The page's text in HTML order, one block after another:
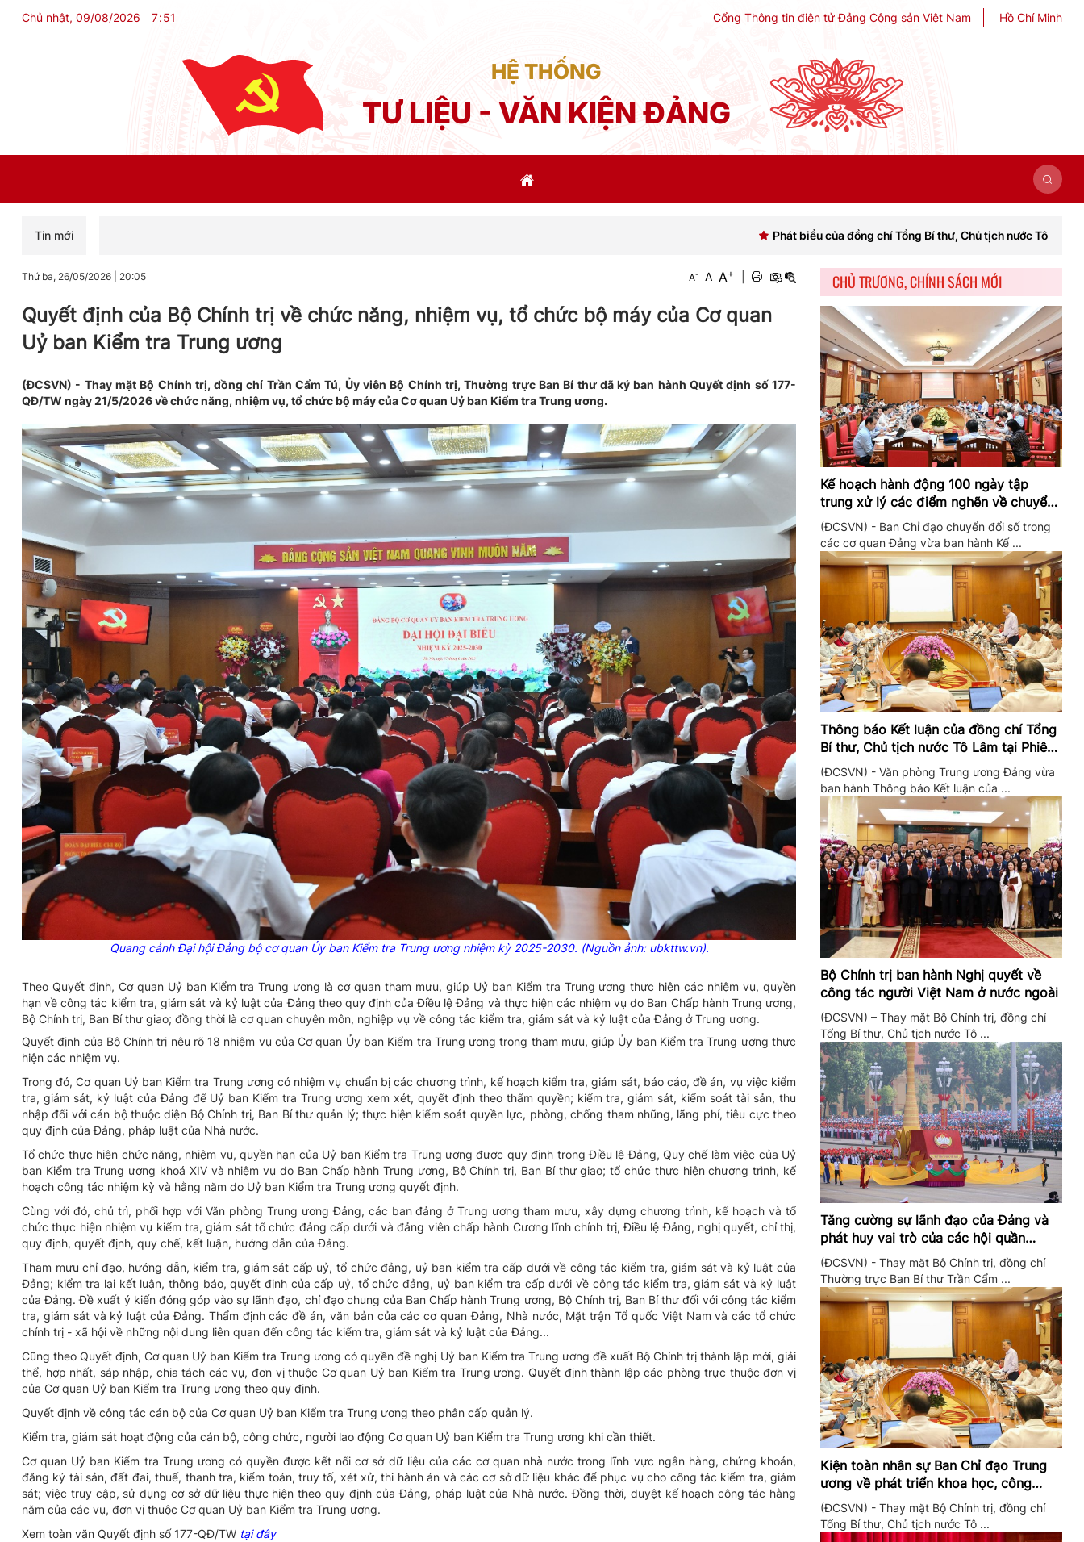
Chủ nhật, 09/08/2026 7:51 Cổng Thông tin điện tử Đảng Cộng sản Việt Nam Hồ Chí Minh
HỆ THỐNG
TƯ LIỆU - VĂN KIỆN ĐẢNG
Tin mới Phát biểu của đồng chí Tổng Bí thư, Chủ tịch nước Tô Lâm khai mạc Hội
Thứ ba, 26/05/2026 20:05 A- A A+
Quyết định của Bộ Chính trị về chức năng, nhiệm vụ, tổ chức bộ máy của Cơ quan
Uỷ ban Kiểm tra Trung ương
(ĐCSVN) - Thay mặt Bộ Chính trị, đồng chí Trần Cẩm Tú, Ủy viên Bộ Chính trị, Thường trực Ban Bí thư đã ký ban hành Quyết định số 177-
QĐ/TW ngày 21/5/2026 về chức năng, nhiệm vụ, tổ chức bộ máy của Cơ quan Uỷ ban Kiểm tra Trung ương.
Quang cảnh Đại hội Đảng bộ cơ quan Ủy ban Kiểm tra Trung ương nhiệm kỳ 2025-2030. (Nguồn ảnh: ubkttw.vn).
Theo Quyết định, Cơ quan Uỷ ban Kiểm tra Trung ương là cơ quan tham mưu, giúp Uỷ ban Kiểm tra Trung ương thực hiện các nhiệm vụ, quyền
hạn về công tác kiểm tra, giám sát và kỷ luật của Đảng theo quy định của Điều lệ Đảng và thực hiện các nhiệm vụ do Ban Chấp hành Trung ương,
Bộ Chính trị, Ban Bí thư giao; đồng thời là cơ quan chuyên môn, nghiệp vụ về công tác kiểm tra, giám sát và kỷ luật của Đảng ở Trung ương.
Quyết định của Bộ Chính trị nêu rõ 18 nhiệm vụ của Cơ quan Ủy ban Kiểm tra Trung ương trong tham mưu, giúp Ủy ban Kiểm tra Trung ương thực
hiện các nhiệm vụ.
Trong đó, Cơ quan Uỷ ban Kiểm tra Trung ương có nhiệm vụ chuẩn bị các chương trình, kế hoạch kiểm tra, giám sát, báo cáo, đề án, vụ việc kiểm
tra, giám sát, kỷ luật của Đảng để Uỷ ban Kiểm tra Trung ương xem xét, quyết định theo thẩm quyền; kiểm tra, giám sát, kiểm soát tài sản, thu
nhập đối với cán bộ thuộc diện Bộ Chính trị, Ban Bí thư quản lý; thực hiện kiểm soát quyền lực, phòng, chống tham nhũng, lãng phí, tiêu cực theo
quy định của Đảng, pháp luật của Nhà nước.
Tổ chức thực hiện chức năng, nhiệm vụ, quyền hạn của Uỷ ban Kiểm tra Trung ương được quy định trong Điều lệ Đảng, Quy chế làm việc của Uỷ
ban Kiểm tra Trung ương khoá XIV và nhiệm vụ do Ban Chấp hành Trung ương, Bộ Chính trị, Ban Bí thư giao; tổ chức thực hiện chương trình, kế
hoạch công tác nhiệm kỳ và hằng năm do Uỷ ban Kiểm tra Trung ương quyết định.
Cùng với đó, chủ trì, phối hợp với Văn phòng Trung ương Đảng, các ban đảng ở Trung ương tham mưu, xây dựng chương trình, kế hoạch và tổ
chức thực hiện nhiệm vụ kiểm tra, giám sát tổ chức đảng cấp dưới và đảng viên chấp hành Cương lĩnh chính trị, Điều lệ Đảng, nghị quyết, chỉ thị,
quy định, quyết định, quy chế, kết luận, hướng dẫn của Đảng.
Tham mưu chỉ đạo, hướng dẫn, kiểm tra, giám sát cấp uỷ, tổ chức đảng, uỷ ban kiểm tra cấp dưới về công tác kiểm tra, giám sát và kỷ luật của
Đảng; kiểm tra lại kết luận, thông báo, quyết định của cấp uỷ, tổ chức đảng, uỷ ban kiểm tra cấp dưới về công tác kiểm tra, giám sát và kỷ luật
của Đảng. Đề xuất ý kiến đóng góp vào sự lãnh đạo, chỉ đạo chung của Ban Chấp hành Trung ương, Bộ Chính trị, Ban Bí thư đối với công tác kiểm
tra, giám sát và kỷ luật của Đảng. Thẩm định các đề án, văn bản của các cơ quan Đảng, Nhà nước, Mặt trận Tổ quốc Việt Nam và các tổ chức
chính trị - xã hội về những nội dung liên quan đến công tác kiểm tra, giám sát và kỷ luật của Đảng...
Cũng theo Quyết định, Cơ quan Uỷ ban Kiểm tra Trung ương có quyền đề nghị Uỷ ban Kiểm tra Trung ương đề xuất Bộ Chính trị thành lập mới, giải
thể, hợp nhất, sáp nhập, chia tách các vụ, đơn vị thuộc Cơ quan Uỷ ban Kiểm tra Trung ương. Quyết định thành lập các phòng trực thuộc đơn vị
của Cơ quan Uỷ ban Kiểm tra Trung ương theo quy định.
Quyết định về công tác cán bộ của Cơ quan Uỷ ban Kiểm tra Trung ương theo phân cấp quản lý.
Kiểm tra, giám sát hoạt động của cán bộ, công chức, người lao động Cơ quan Uỷ ban Kiểm tra Trung ương khi cần thiết.
Cơ quan Uỷ ban Kiểm tra Trung ương có quyền được kết nối cơ sở dữ liệu của các cơ quan nhà nước trong lĩnh vực ngân hàng, chứng khoán,
đăng ký tài sản, đất đai, thuế, thanh tra, kiểm toán, truy tố, xét xử, thi hành án và các cơ sở dữ liệu khác để phục vụ cho công tác kiểm tra, giám
sát; việc truy cập, sử dụng cơ sở dữ liệu thực hiện theo quy định của Đảng, pháp luật của Nhà nước. Đồng thời, duyệt kế hoạch công tác hằng
năm của các vụ, đơn vị thuộc Cơ quan Uỷ ban Kiểm tra Trung ương.
Xem toàn văn Quyết định số 177-QĐ/TW tại đây
CHỦ TRƯƠNG, CHÍNH SÁCH MỚI
Kế hoạch hành động 100 ngày tập
trung xử lý các điểm nghẽn về chuyển
đổi số trong các cơ quan Đảng
(ĐCSVN) - Ban Chỉ đạo chuyển đổi số trong
các cơ quan Đảng vừa ban hành Kế ...
Thông báo Kết luận của đồng chí Tổng
Bí thư, Chủ tịch nước Tô Lâm tại Phiên
họp Ban Chỉ đạo Trung ương thực hiện
Nghị quyết 57
(ĐCSVN) - Văn phòng Trung ương Đảng vừa
ban hành Thông báo Kết luận của ...
Bộ Chính trị ban hành Nghị quyết về
công tác người Việt Nam ở nước ngoài
(ĐCSVN) – Thay mặt Bộ Chính trị, đồng chí
Tổng Bí thư, Chủ tịch nước Tô ...
Tăng cường sự lãnh đạo của Đảng và
phát huy vai trò của các hội quần
chúng trong giai đoạn phát triển mới
(ĐCSVN) - Thay mặt Bộ Chính trị, đồng chí
Thường trực Ban Bí thư Trần Cẩm ...
Kiện toàn nhân sự Ban Chỉ đạo Trung
ương về phát triển khoa học, công
nghệ, đổi mới sáng tạo và chuyển đổi
số
(ĐCSVN) - Thay mặt Bộ Chính trị, đồng chí
Tổng Bí thư, Chủ tịch nước Tô ...